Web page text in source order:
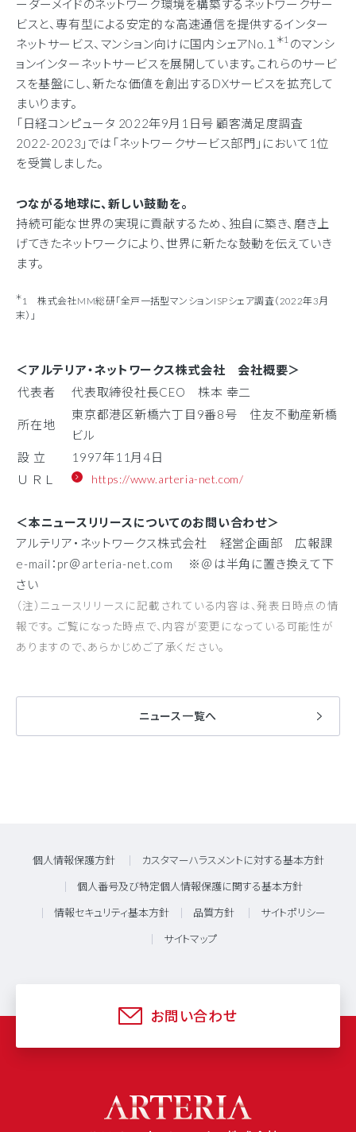
ーダーメイドのネットワーク環境を構築するネットワークサー
ビスと、専有型による安定的な高速通信を提供するインター
ネットサービス、マンション向けに国内シェアNo.１ ＊1 のマンシ
ョンインターネットサービスを展開しています。これらのサービ
スを基盤にし、新たな価値を創出するDXサービスを拡充して
まいります。
「日経コンピュータ 2022年9月1日号 顧客満足度調査
2022-2023」では「ネットワークサービス部門」において1位
を受賞しました。
つながる地球に、新しい鼓動を。
持続可能な世界の実現に貢献するため、独自に築き、磨き上
げてきたネットワークにより、世界に新たな鼓動を伝えていき
ます。
＊1 株式会社MM総研「全戸一括型マンションISPシェア調査（2022年3月
末）」
＜アルテリア・ネットワークス株式会社 会社概要＞
代表者
代表取締役社長CEO 株本 幸二
所在地
東京都港区新橋六丁目9番8号 住友不動産新橋
ビル
設 立
1997年11月4日
Ｕ Ｒ Ｌ
https://www.arteria-net.com/
＜本ニュースリリースについてのお問い合わせ＞
アルテリア・ネットワークス株式会社 経営企画部 広報課
e-mail：pr＠arteria-net.com ※＠は半角に置き換えて下
さい
（注）ニュースリリースに記載されている内容は、発表日時点の情
報です。 ご覧になった時点で、内容が変更になっている可能性が
ありますので、あらかじめご了承ください。
ニュース一覧へ
個人情報保護方針 カスタマーハラスメントに対する基本方針
個人番号及び特定個人情報保護に関する基本方針
情報セキュリティ基本方針 品質方針 サイトポリシー
サイトマップ
お問い合わせ